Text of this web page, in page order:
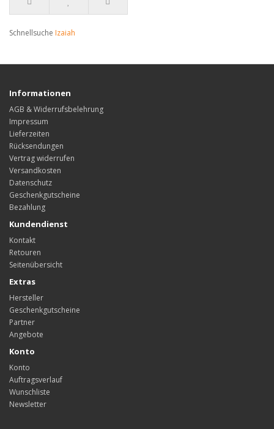
Schnellsuche Izaiah
Informationen
AGB & Widerrufsbelehrung
Impressum
Lieferzeiten
Rücksendungen
Vertrag widerrufen
Versandkosten
Datenschutz
Geschenkgutscheine
Bezahlung
Kundendienst
Kontakt
Retouren
Seitenübersicht
Extras
Hersteller
Geschenkgutscheine
Partner
Angebote
Konto
Konto
Auftragsverlauf
Wunschliste
Newsletter